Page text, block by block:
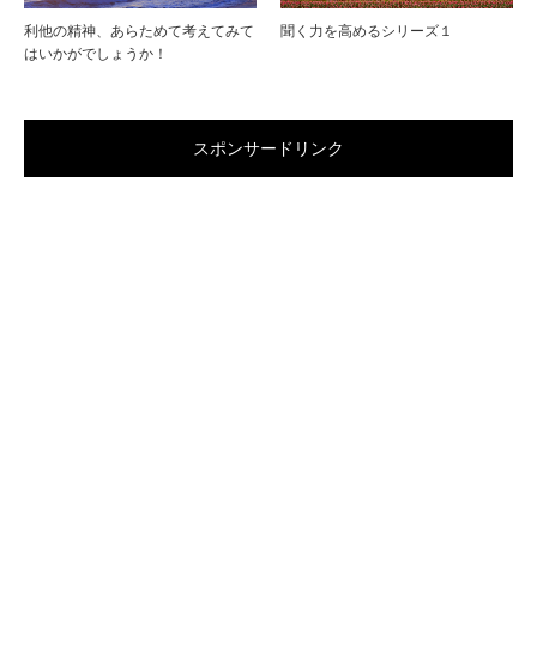
利他の精神、あらためて考えてみて
はいかがでしょうか！
聞く力を高めるシリーズ１
スポンサードリンク